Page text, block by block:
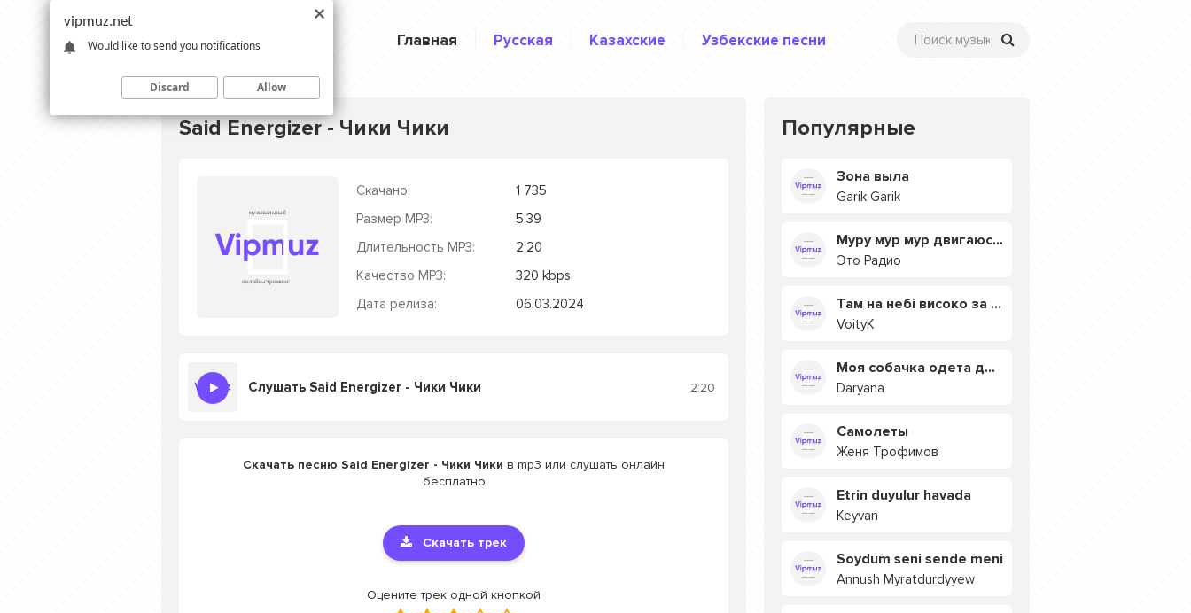
Главная Русская Казахские Узбекские песни
Said Energizer - Чики Чики
Скачано:
1 735
Размер MP3:
5.39
Длительность MP3:
2:20
Качество MP3:
320 kbps
Дата релиза:
06.03.2024
Слушать Said Energizer - Чики Чики 2:20
Скачать песню Said Energizer - Чики Чики в mp3 или слушать онлайн
бесплатно
Скачать трек
Оцените трек одной кнопкой
Популярные
Зона выла
Garik Garik
Муру мур мур двигаюсь на мурмулях
Это Радио
Там на небі високо за хмарами
VoityK
Моя собачка одета дороже тебя
Daryana
Самолеты
Женя Трофимов
Etrin duyulur havada
Keyvan
Soydum seni sende meni
Annush Myratdurdyyew
vipmuz.net
Would like to send you notifications
Discard Allow